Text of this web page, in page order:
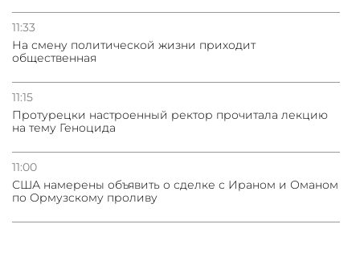
11:33
На смену политической жизни приходит
общественная
11:15
Протурецки настроенный ректор прочитала лекцию
на тему Геноцида
11:00
США намерены объявить о сделке с Ираном и Оманом
по Ормузскому проливу